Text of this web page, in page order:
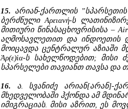
15. არიან-ქართლის
ბერძნული Αρειανή-ს
მითიური წინასაცხოვრისისა –
აღმოსავლეთით და ინდოეთის
მოიცავდა ცენტრალურ აზიაში
Ἀρ(ε)ὶα-ს სახელწოდებით;
სპარსელები თავიანთ თავსა და
16. ა. სვანიძე არიან[არან]-
მხედველობაში ჰქონდა ამ
იმიგრაციას. მისი აზრით, ეს